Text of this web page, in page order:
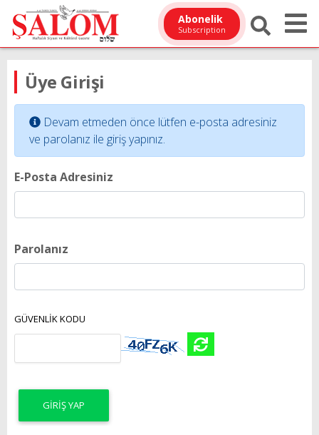
Abonelik
Subscription
Üye Girişi
Devam etmeden önce lütfen e-posta adresiniz
ve parolanız ile giriş yapınız.
E-Posta Adresiniz
Parolanız
GÜVENLİK KODU